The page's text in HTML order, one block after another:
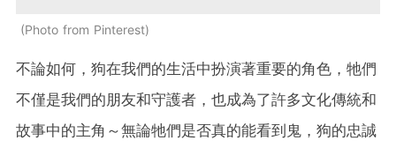
Photo from Pinterest
不論如何，狗在我們的生活中扮演著重要的角色，牠們
不僅是我們的朋友和守護者，也成為了許多文化傳統和
故事中的主角～無論牠們是否真的能看到鬼，狗的忠誠